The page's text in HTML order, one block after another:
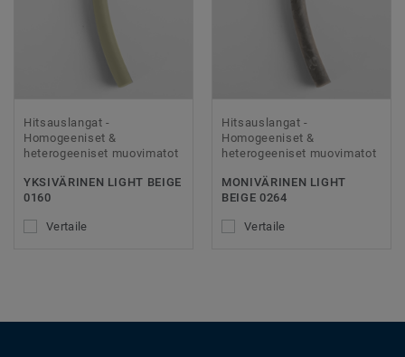
Hitsauslangat -
Homogeeniset &
heterogeeniset muovimatot
YKSIVÄRINEN LIGHT BEIGE
0160
Vertaile
Hitsauslangat -
Homogeeniset &
heterogeeniset muovimatot
MONIVÄRINEN LIGHT
BEIGE 0264
Vertaile